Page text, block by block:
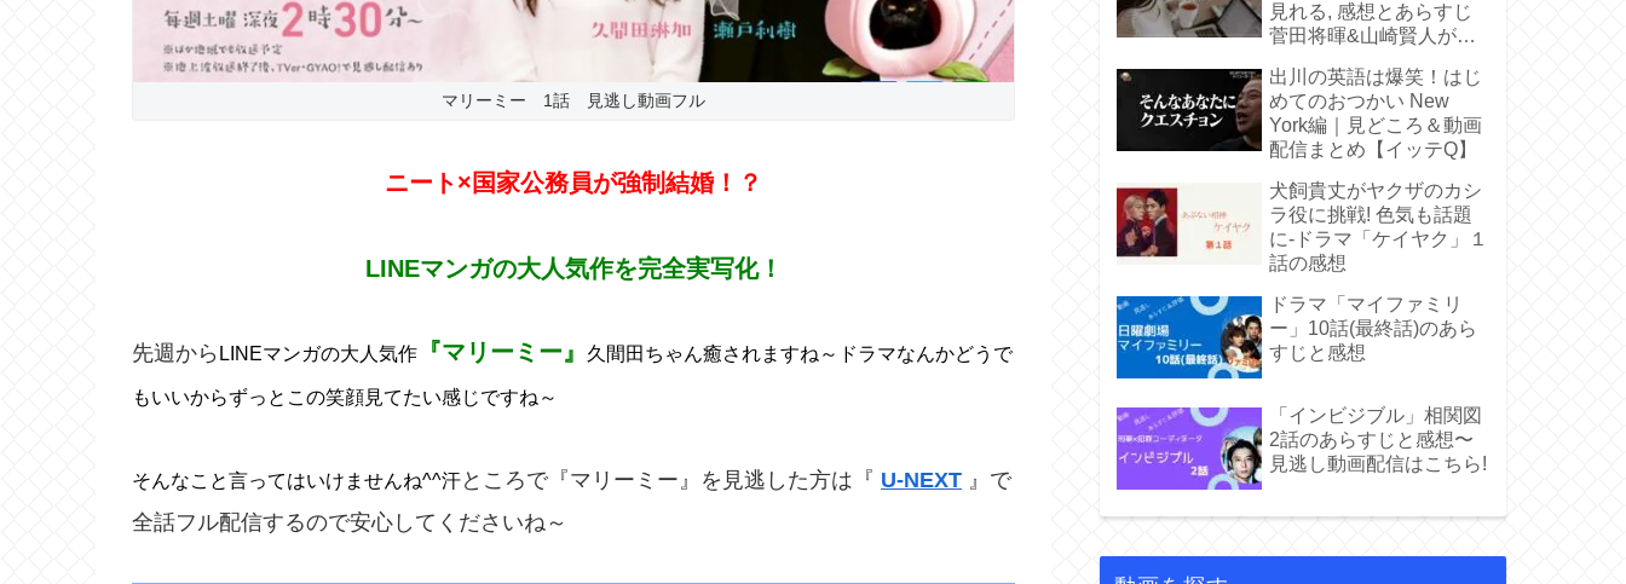
マリーミー 1話 見逃し動画フル
ニート×国家公務員が強制結婚！？
LINEマンガの大人気作を完全実写化！
先週から LINEマンガの大人気作 『マリーミー』 久間田ちゃん癒されますね～ドラマなんかどうで
もいいからずっとこの笑顔見てたい感じですね～
そんなこと言ってはいけませんね^^汗ところで『マリーミー』を見逃した方は『 U-NEXT 』で
全話フル配信するので安心してくださいね～
見れる, 感想とあらすじ
菅田将暉&山崎賢人が若
出川の英語は爆笑！はじ
めてのおつかい New
York編｜見どころ＆動画
配信まとめ【イッテQ】
犬飼貴丈がヤクザのカシ
ラ役に挑戦! 色気も話題
に-ドラマ「ケイヤク」１
話の感想
ドラマ「マイファミリ
ー」10話(最終話)のあら
すじと感想
「インビジブル」相関図
2話のあらすじと感想〜
見逃し動画配信はこちら!